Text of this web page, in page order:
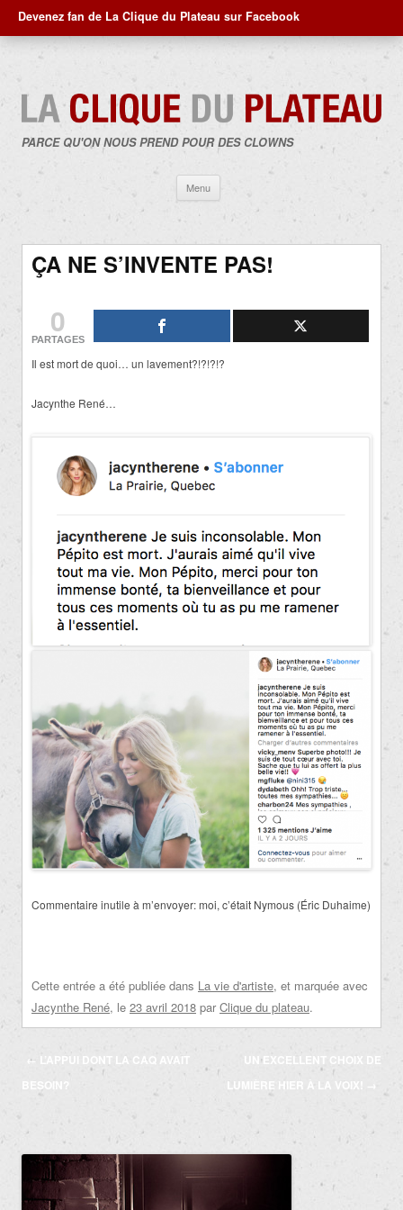
Devenez fan de La Clique du Plateau sur Facebook
PARCE QU'ON NOUS PREND POUR DES CLOWNS
Menu
contenu
ÇA NE S’INVENTE PAS!
0
PARTAGES
Il est mort de quoi… un lavement?!?!?!?
Jacynthe René…
Commentaire inutile à m’envoyer: moi, c’était Nymous (Éric Duhaime)
Cette entrée a été publiée dans La vie d'artiste, et marquée avec
Jacynthe René, le 23 avril 2018 par Clique du plateau.
Navigation
des
← L’APPUI DONT LA CAQ AVAIT
BESOIN?
UN EXCELLENT CHOIX DE
LUMIÈRE HIER À LA VOIX!